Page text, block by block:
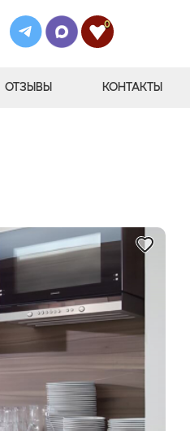
0
ОТЗЫВЫ КОНТАКТЫ